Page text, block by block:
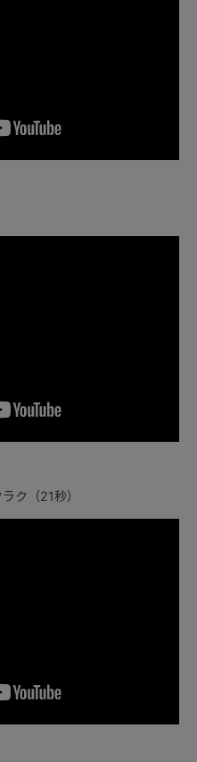
ク（21秒）